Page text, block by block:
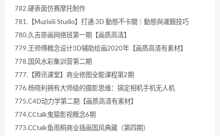
782.硬表面仿赛摩托制作
781.【Muzixiii Studio】打通 3D 動態不卡關｜動態與運鏡技巧
780.久吉原画网络班第一期【画质高清】
779.王师傅概念设计3D辅助绘画2020年【画质高清有素材】
778.国风水彩集训营第二期
777.【腾讯课堂】商业修图全能课程第2期
776.杨晓利拥有大师级的摄影思维：搞定相机手机无人机
775.C4D动力学第二期【画质高清有素材】
774.CCtalk鬼猿影视概念6期
773.CCtalk鱼雨桐商业插画国风典藏（第四期）